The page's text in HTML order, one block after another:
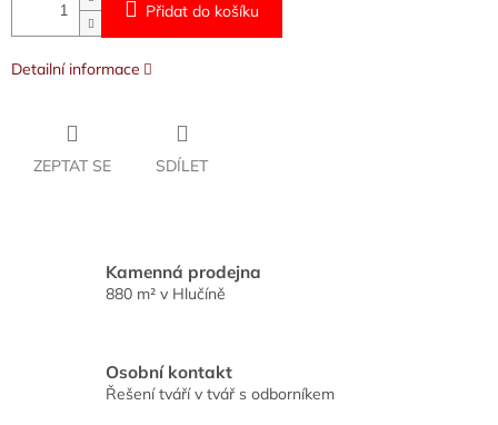
Přidat do košíku
Detailní informace
ZEPTAT SE SDÍLET
Kamenná prodejna
880 m² v Hlučíně
Osobní kontakt
Řešení tváří v tvář s odborníkem